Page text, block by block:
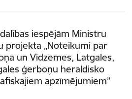
iespējām Ministru
projekta „Noteikumi par
un Vidzemes, Latgales,
ģerboņu heraldisko
apzīmējumiem”